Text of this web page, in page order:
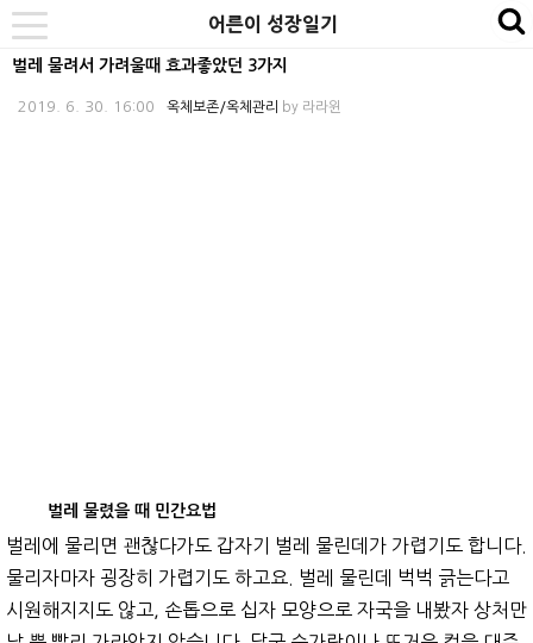
본
바
내
게
카
고
toggle
navigation
어른이 성장일기
벌레 물려서 가려울때 효과좋았던 3가지
2019. 6. 30. 16:00 옥체보존/옥체관리 by 라라윈
벌레 물렸을 때 민간요법
벌레에 물리면 괜찮다가도 갑자기 벌레 물린데가 가렵기도 합니다.
물리자마자 굉장히 가렵기도 하고요. 벌레 물린데 벅벅 긁는다고
시원해지지도 않고, 손톱으로 십자 모양으로 자국을 내봤자 상처만